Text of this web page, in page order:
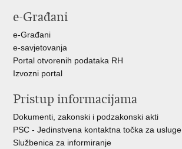
FacebookuTwitteru
e-Građani
e-Građani
e-savjetovanja
Portal otvorenih podataka RH
Izvozni portal
Pristup informacijama
Dokumenti, zakonski i podzakonski akti
PSC - Jedinstvena kontaktna točka za usluge
Službenica za informiranje